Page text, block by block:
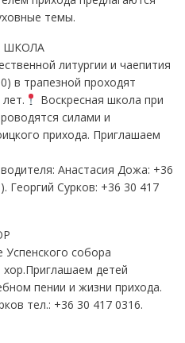
темы.
ШКОЛА
литургии и чаепития
в трапезной проходят
Воскресная школа при
силами и
прихода. Приглашаем
Анастасия Дожа: +36
Георгий Сурков: +36 30 417
собора
хор.Приглашаем детей
пении и жизни прихода.
тел.: +36 30 417 0316.